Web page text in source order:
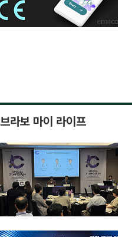
브라보 마이 라이프